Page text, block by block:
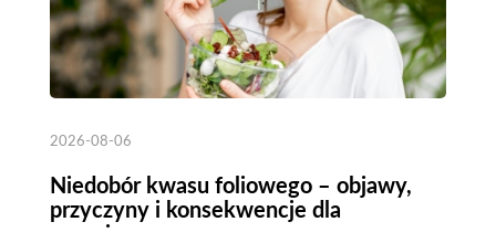
2026-08-06
Niedobór kwasu foliowego – objawy,
przyczyny i konsekwencje dla
organizmu